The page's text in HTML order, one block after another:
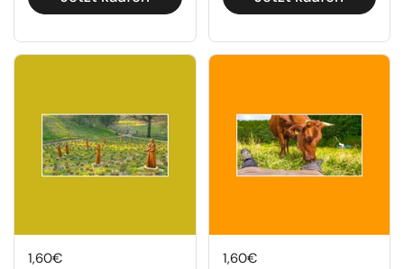
Regulärer Preis
1,60€ Regulärer Preis
1,60€